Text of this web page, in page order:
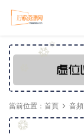
當前位置： 首頁 音頻